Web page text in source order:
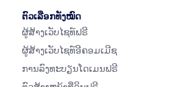
ຕົວເລືອກທັງໝົດ
ຜູ້ສ້າງເວັບໄຊທ໌ຟຣີ
ຜູ້ສ້າງເວັບໄຊທ໌ອີຄອມເມີຊ
ການລົງທະບຽນໂດເມນຟຣີ